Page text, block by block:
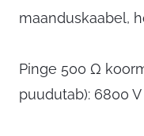
maanduskaabel,
Pinge 500 Ω
puudutab): 6800 V